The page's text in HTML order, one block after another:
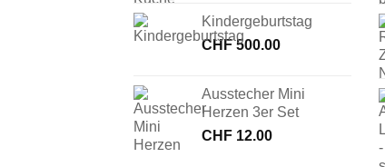
Kindergeburtstag
CHF500.00
Ausstecher Mini
Herzen 3er Set
CHF 12.00